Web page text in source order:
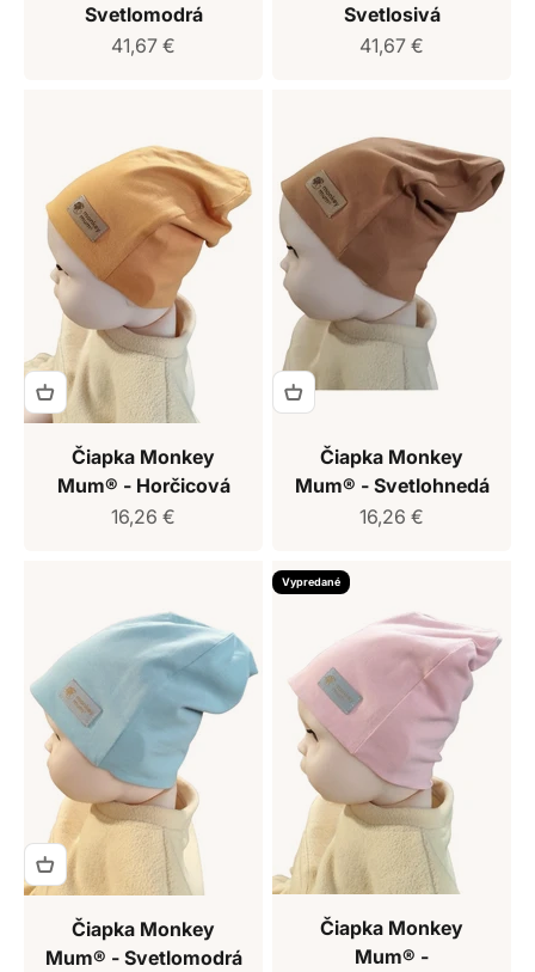
Svetlomodrá
Predajná cena
41,67 €
Svetlosivá
Predajná cena
41,67 €
Čiapka Monkey
Mum® - Horčicová
Predajná cena
16,26 €
Čiapka Monkey
Mum® - Svetlohnedá
Predajná cena
16,26 €
Čiapka Monkey
Mum® - Svetlomodrá
Vypredané
Čiapka Monkey
Mum® -